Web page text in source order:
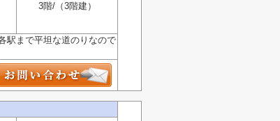
3階/（3階建）
駅まで平坦な道のりなので